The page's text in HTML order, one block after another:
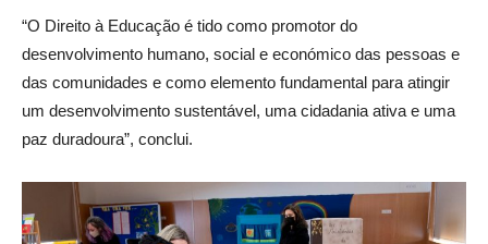
“O Direito à Educação é tido como promotor do
desenvolvimento humano, social e económico das pessoas e
das comunidades e como elemento fundamental para atingir
um desenvolvimento sustentável, uma cidadania ativa e uma
paz duradoura”, conclui.